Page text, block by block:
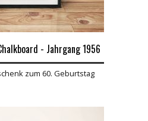
- Jahrgang 1956
zum 60. Geburtstag